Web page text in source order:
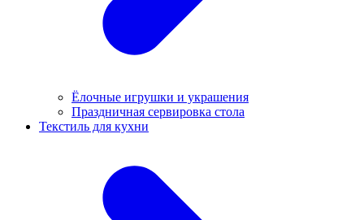
Ёлочные игрушки и украшения
Праздничная сервировка стола
Текстиль для кухни